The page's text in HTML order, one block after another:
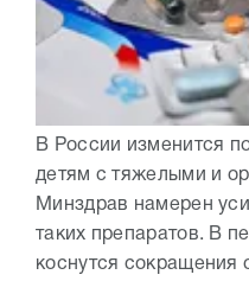
В России изменится
детям с тяжелыми и
Минздрав намерен
таких препаратов. В
коснутся сокращения